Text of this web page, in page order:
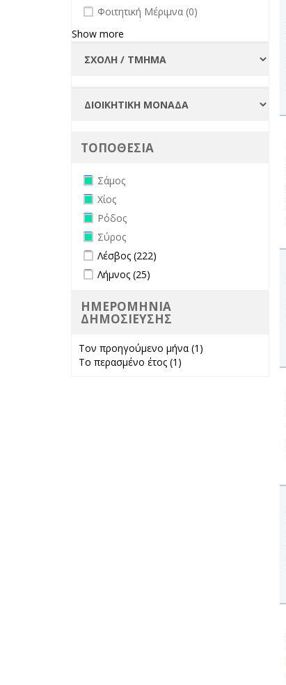
undefined
Φοιτητική Μέριμνα (0)
Show more
ΤΟΠΟΘΕΣΙΑ
Remove Σάμος filter
Σάμος
Remove Χίος filter
Χίος
Remove Ρόδος filter
Ρόδος
Remove Σύρος filter
Σύρος
Apply Λέσβος filter
Λέσβος (222)
Apply Λήμνος filter
Λήμνος (25)
ΗΜΕΡΟΜΗΝΙΑ
ΔΗΜΟΣΙΕΥΣΗΣ
Τον προηγούμενο μήνα (1)
Το περασμένο έτος (1)